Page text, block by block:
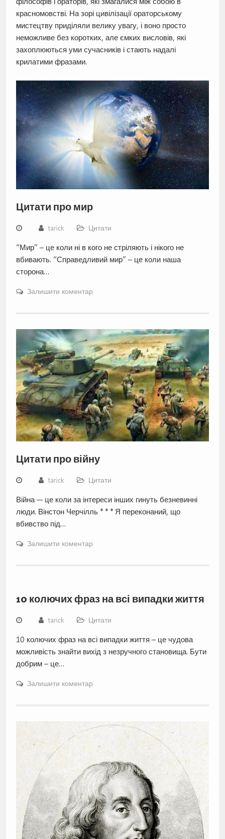
красномовстві. На зорі цивілізації ораторському
мистецтву приділяли велику увагу, і воно просто
неможливе без коротких, але ємких висловів, які
захоплюються уми сучасників і стають надалі
крилатими фразами.
Цитати про мир
tarick Цитати
“Мир” – це коли ні в кого не стріляють і нікого не
вбивають. “Справедливий мир” – це коли наша
сторона…
Залишити коментар
Цитати про війну
tarick Цитати
Війна — це коли за інтереси інших гинуть безневинні
люди. Вінстон Черчілль * * * Я переконаний, що
вбивство під…
Залишити коментар
10 колючих фраз на всі випадки життя
tarick Цитати
10 колючих фраз на всі випадки життя – це чудова
можливість знайти вихід з незручного становища. Бути
добрим – це…
Залишити коментар